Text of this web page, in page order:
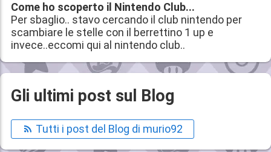
Come ho scoperto il Nintendo Club...
Per sbaglio.. stavo cercando il club nintendo per
scambiare le stelle con il berrettino 1 up e
invece..eccomi qui al nintendo club..
Gli ultimi post sul Blog
Tutti i post del Blog di murio92